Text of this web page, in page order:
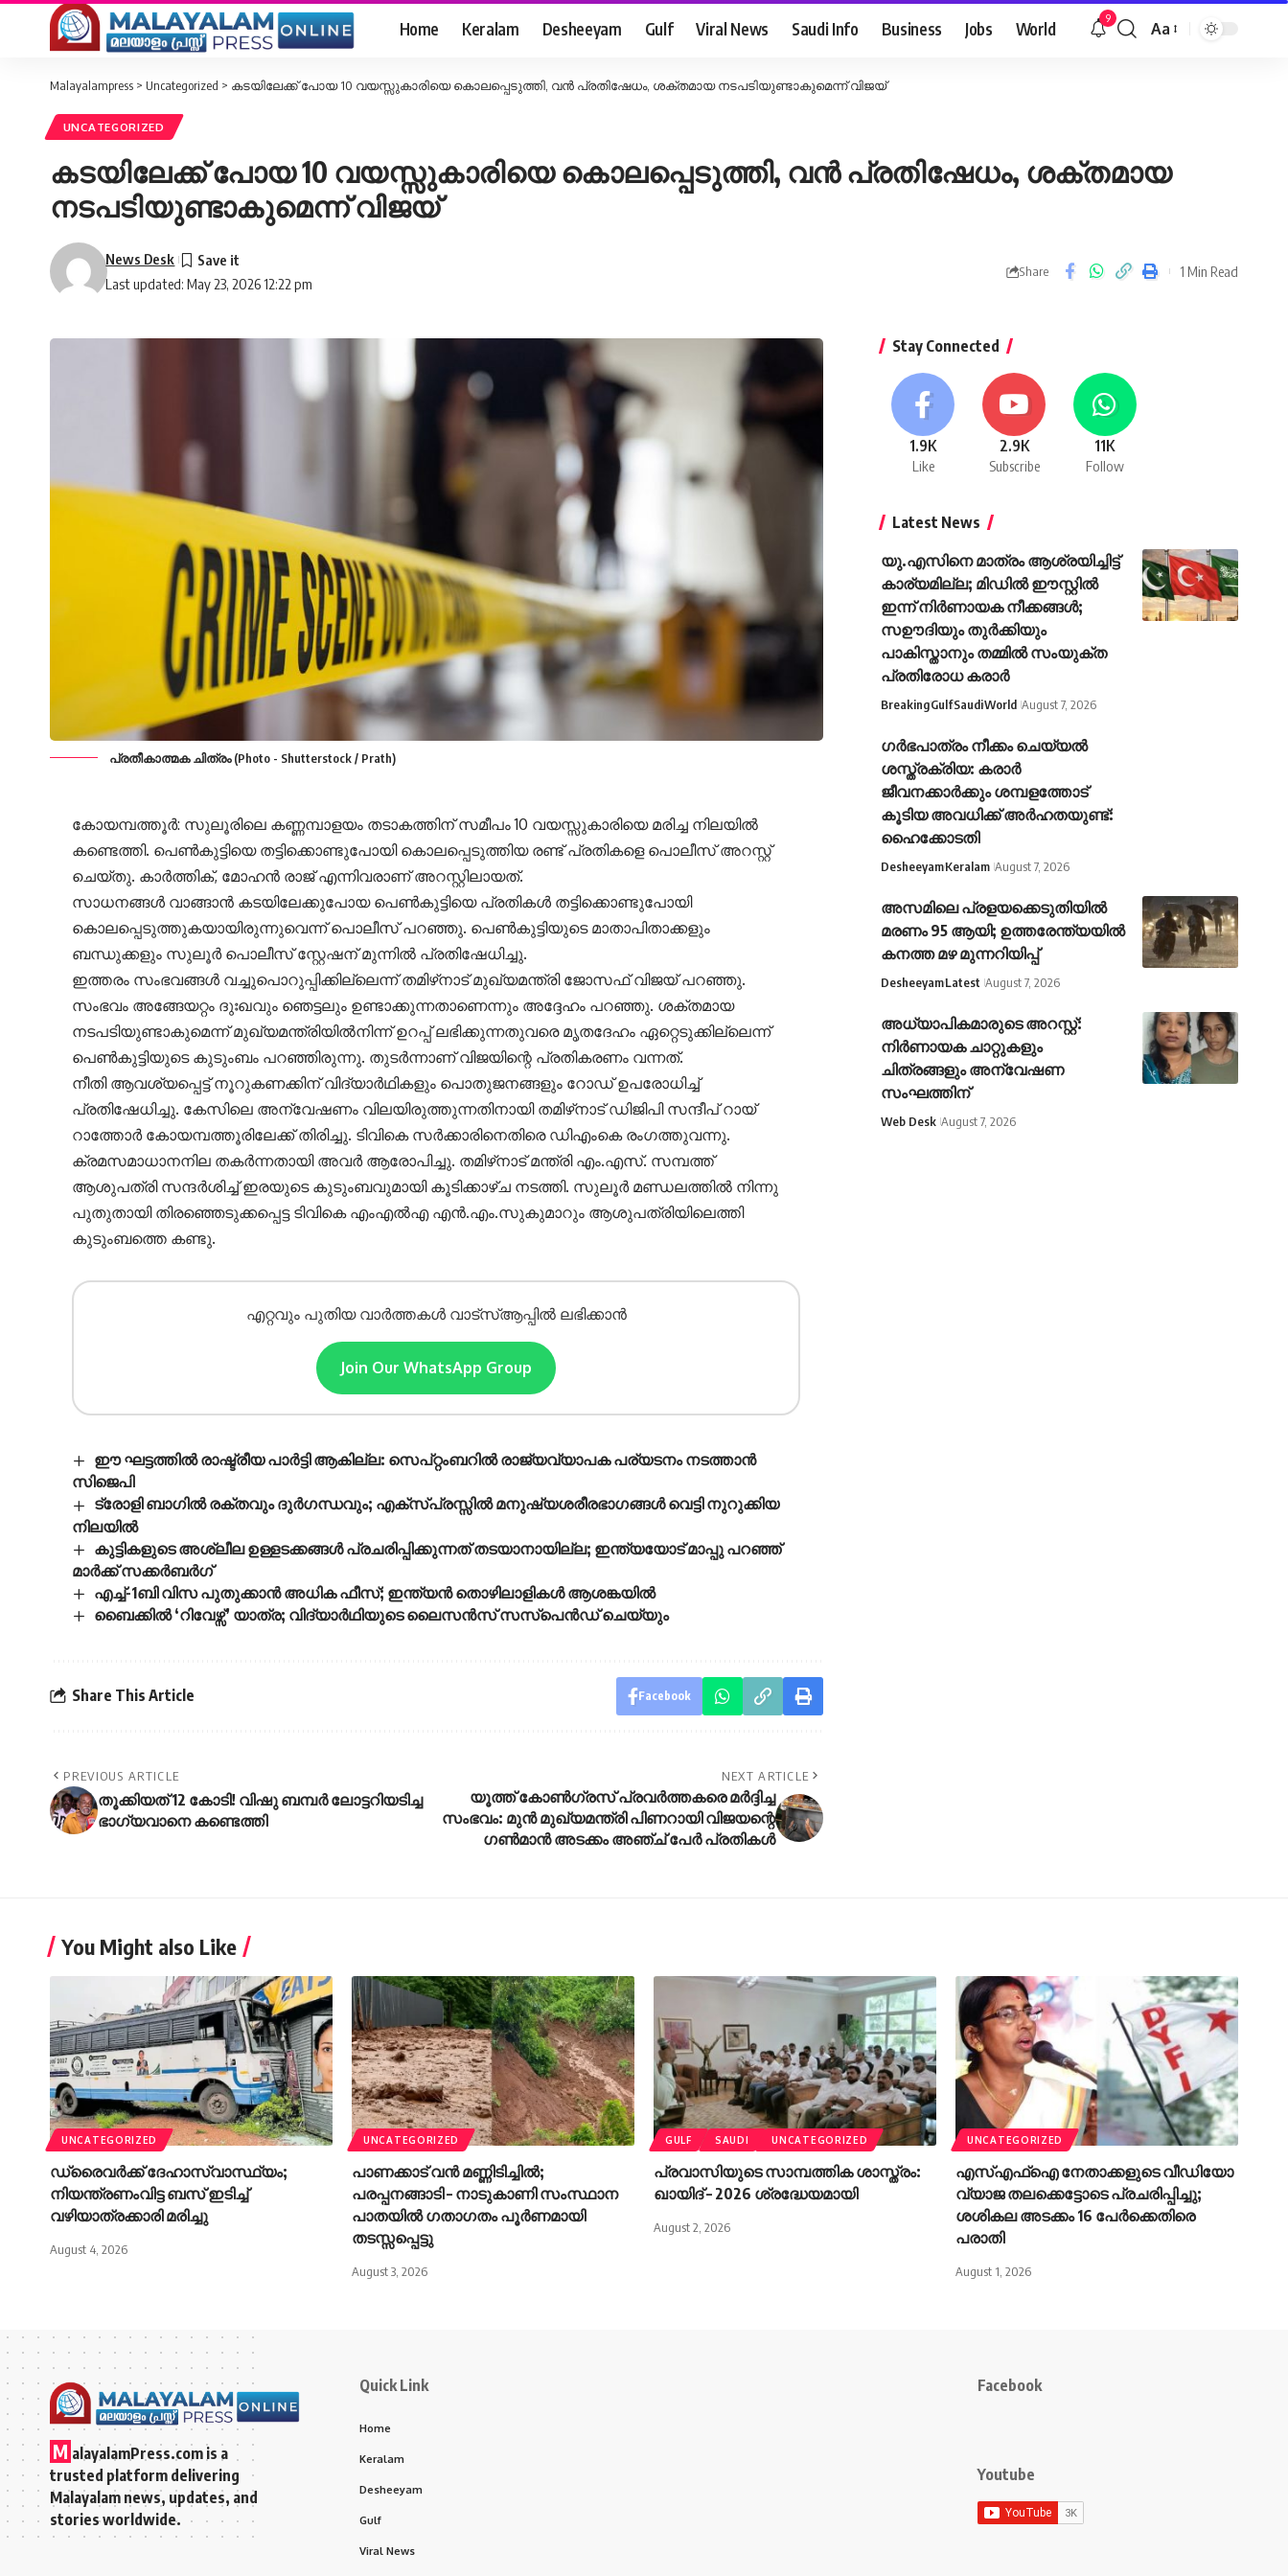
Home Keralam Desheeyam Gulf Viral News Saudi Info Business Jobs World 9
Font
Aa
Malayalampress > Uncategorized > കടയിലേക്ക് പോയ 10 വയസ്സുകാരിയെ കൊലപ്പെടുത്തി, വൻ പ്രതിഷേധം, ശക്തമായ നടപടിയുണ്ടാകുമെന്ന് വിജയ്
UNCATEGORIZED
കടയിലേക്ക് പോയ 10 വയസ്സുകാരിയെ കൊലപ്പെടുത്തി, വൻ പ്രതിഷേധം, ശക്തമായ
നടപടിയുണ്ടാകുമെന്ന് വിജയ്
Last updated: May 23, 2026 12:22 pm
News Desk
Share 1 Min Read
പ്രതീകാത്മക ചിത്രം (Photo - Shutterstock / Prath)
കോയമ്പത്തൂർ: സുലൂരിലെ കണ്ണമ്പാളയം തടാകത്തിന് സമീപം 10 വയസ്സുകാരിയെ മരിച്ച നിലയിൽ
കണ്ടെത്തി. പെൺകുട്ടിയെ തട്ടിക്കൊണ്ടുപോയി കൊലപ്പെടുത്തിയ രണ്ട് പ്രതികളെ പൊലീസ് അറസ്റ്റ്
ചെയ്തു. കാർത്തിക്, മോഹൻ രാജ് എന്നിവരാണ് അറസ്റ്റിലായത്.
സാധനങ്ങൾ വാങ്ങാൻ കടയിലേക്കുപോയ പെൺകുട്ടിയെ പ്രതികൾ തട്ടിക്കൊണ്ടുപോയി
കൊലപ്പെടുത്തുകയായിരുന്നുവെന്ന് പൊലീസ് പറഞ്ഞു. പെൺകുട്ടിയുടെ മാതാപിതാക്കളും
ബന്ധുക്കളും സുലൂർ പൊലീസ് സ്റ്റേഷന് മുന്നിൽ പ്രതിഷേധിച്ചു.
ഇത്തരം സംഭവങ്ങൾ വച്ചുപൊറുപ്പിക്കില്ലെന്ന് തമിഴ്‌നാട് മുഖ്യമന്ത്രി ജോസഫ് വിജയ് പറഞ്ഞു.
സംഭവം അങ്ങേയറ്റം ദുഃഖവും ഞെട്ടലും ഉണ്ടാക്കുന്നതാണെന്നും അദ്ദേഹം പറഞ്ഞു. ശക്തമായ
നടപടിയുണ്ടാകുമെന്ന് മുഖ്യമന്ത്രിയിൽനിന്ന് ഉറപ്പ് ലഭിക്കുന്നതുവരെ മൃതദേഹം ഏറ്റെടുക്കില്ലെന്ന്
പെൺകുട്ടിയുടെ കുടുംബം പറഞ്ഞിരുന്നു. തുടർന്നാണ് വിജയിന്റെ പ്രതികരണം വന്നത്.
നീതി ആവശ്യപ്പെട്ട് നൂറുകണക്കിന് വിദ്യാർഥികളും പൊതുജനങ്ങളും റോഡ് ഉപരോധിച്ച്
പ്രതിഷേധിച്ചു. കേസിലെ അന്വേഷണം വിലയിരുത്തുന്നതിനായി തമിഴ്‌നാട് ഡിജിപി സന്ദീപ് റായ്
റാത്തോർ കോയമ്പത്തൂരിലേക്ക് തിരിച്ചു. ടിവികെ സർക്കാരിനെതിരെ ഡിഎംകെ രംഗത്തുവന്നു.
ക്രമസമാധാനനില തകർന്നതായി അവർ ആരോപിച്ചു. തമിഴ്‌നാട് മന്ത്രി എം.എസ്. സമ്പത്ത്
ആശുപത്രി സന്ദർശിച്ച് ഇരയുടെ കുടുംബവുമായി കൂടിക്കാഴ്ച നടത്തി. സുലൂർ മണ്ഡലത്തിൽ നിന്നു
പുതുതായി തിരഞ്ഞെടുക്കപ്പെട്ട ടിവികെ എംഎൽഎ എൻ.എം.സുകുമാറും ആശുപത്രിയിലെത്തി
കുടുംബത്തെ കണ്ടു.
എറ്റവും പുതിയ വാർത്തകൾ വാട്സ്ആപ്പിൽ ലഭിക്കാൻ
Join Our WhatsApp Group
ഈ ഘട്ടത്തിൽ രാഷ്ട്രീയ പാർട്ടി ആകില്ല: സെപ്റ്റംബറിൽ രാജ്യവ്യാപക പര്യടനം നടത്താൻ
സിജെപി
ട്രോളി ബാഗിൽ രക്തവും ദുർഗന്ധവും; എക്‌സ്പ്രസ്സിൽ മനുഷ്യശരീരഭാഗങ്ങൾ വെട്ടി നുറുക്കിയ
നിലയിൽ
കുട്ടികളുടെ അശ്ലീല ഉള്ളടക്കങ്ങൾ പ്രചരിപ്പിക്കുന്നത് തടയാനായില്ല; ഇന്ത്യയോട് മാപ്പു പറഞ്ഞ്
മാർക്ക് സക്കർബർഗ്
എച്ച്-1ബി വിസ പുതുക്കാൻ അധിക ഫീസ്; ഇന്ത്യൻ തൊഴിലാളികൾ ആശങ്കയിൽ
ബൈക്കിൽ ‘റിവേഴ്സ്’ യാത്ര; വിദ്യാർഥിയുടെ ലൈസൻസ് സസ്പെൻഡ് ചെയ്യും
Share This Article Facebook
PREVIOUS ARTICLE
തൂക്കിയത് 12 കോടി! വിഷു ബമ്പർ ലോട്ടറിയടിച്ച
ഭാ​ഗ്യവാനെ കണ്ടെത്തി
NEXT ARTICLE
യൂത്ത് കോൺഗ്രസ് പ്രവർത്തകരെ മർദ്ദിച്ച
സംഭവം: മുൻ മുഖ്യമന്ത്രി പിണറായി വിജയന്റെ
ഗൺമാൻ അടക്കം അഞ്ച് പേർ പ്രതികൾ
Stay Connected
1.9K
Like
2.9K
Subscribe
11K
Follow
Latest News
യു.എസിനെ മാത്രം ആശ്രയിച്ചിട്ട്
കാര്യമില്ല; മിഡില്‍ ഈസ്റ്റില്‍
ഇന്ന് നിര്‍ണായക നീക്കങ്ങള്‍;
സഊദിയും തുര്‍ക്കിയും
പാകിസ്താനും തമ്മില്‍ സംയുക്ത
പ്രതിരോധ കരാര്‍
BreakingGulfSaudiWorld August 7, 2026
ഗർഭപാത്രം നീക്കം ചെയ്യൽ
ശസ്ത്രക്രിയ: കരാർ
ജീവനക്കാർക്കും ശമ്പളത്തോട്
കൂടിയ അവധിക്ക് അർഹതയുണ്ട്:
ഹൈക്കോടതി
DesheeyamKeralam August 7, 2026
അസമിലെ പ്രളയക്കെടുതിയില്‍
മരണം 95 ആയി; ഉത്തരേന്ത്യയില്‍
കനത്ത മഴ മുന്നറിയിപ്പ്
DesheeyamLatest August 7, 2026
അധ്യാപികമാരുടെ അറസ്റ്റ്:
നിർണായക ചാറ്റുകളും
ചിത്രങ്ങളും അന്വേഷണ
സംഘത്തിന്
Web Desk August 7, 2026
You Might also Like
UNCATEGORIZED
ഡ്രൈവർക്ക് ദേഹാസ്വാസ്ഥ്യം;
നിയന്ത്രണംവിട്ട ബസ് ഇടിച്ച്
വഴിയാത്രക്കാരി മരിച്ചു
August 4, 2026
UNCATEGORIZED
പാണക്കാട് വൻ മണ്ണിടിച്ചിൽ;
പരപ്പനങ്ങാടി – നാടുകാണി സംസ്ഥാന
പാതയിൽ ഗതാഗതം പൂർണമായി
തടസ്സപ്പെട്ടു
August 3, 2026
GULF SAUDI UNCATEGORIZED
പ്രവാസിയുടെ സാമ്പത്തിക ശാസ്ത്രം:
ഖായിദ് – 2026 ശ്രദ്ധേയമായി
August 2, 2026
UNCATEGORIZED
എസ്എഫ്‌ഐ നേതാക്കളുടെ വീഡിയോ
വ്യാജ തലക്കെട്ടോടെ പ്രചരിപ്പിച്ചു;
ശശികല അടക്കം 16 പേര്‍ക്കെതിരെ
പരാതി
August 1, 2026
M alayalamPress.com is a
trusted platform delivering
Malayalam news, updates, and
stories worldwide.
Quick Link
Home
Keralam
Desheeyam
Gulf
Viral News
Facebook
Youtube